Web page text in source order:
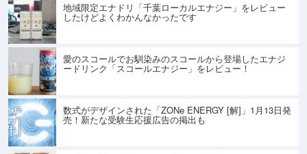
地域限定エナドリ「千葉ローカルエナジー」をレビュー
したけどよくわかんなかったです
愛のスコールでお馴染みのスコールから登場したエナジ
ードリンク「スコールエナジー」をレビュー！
数式がデザインされた「ZONe ENERGY [解]」1月13日発
売！新たな受験生応援広告の掲出も